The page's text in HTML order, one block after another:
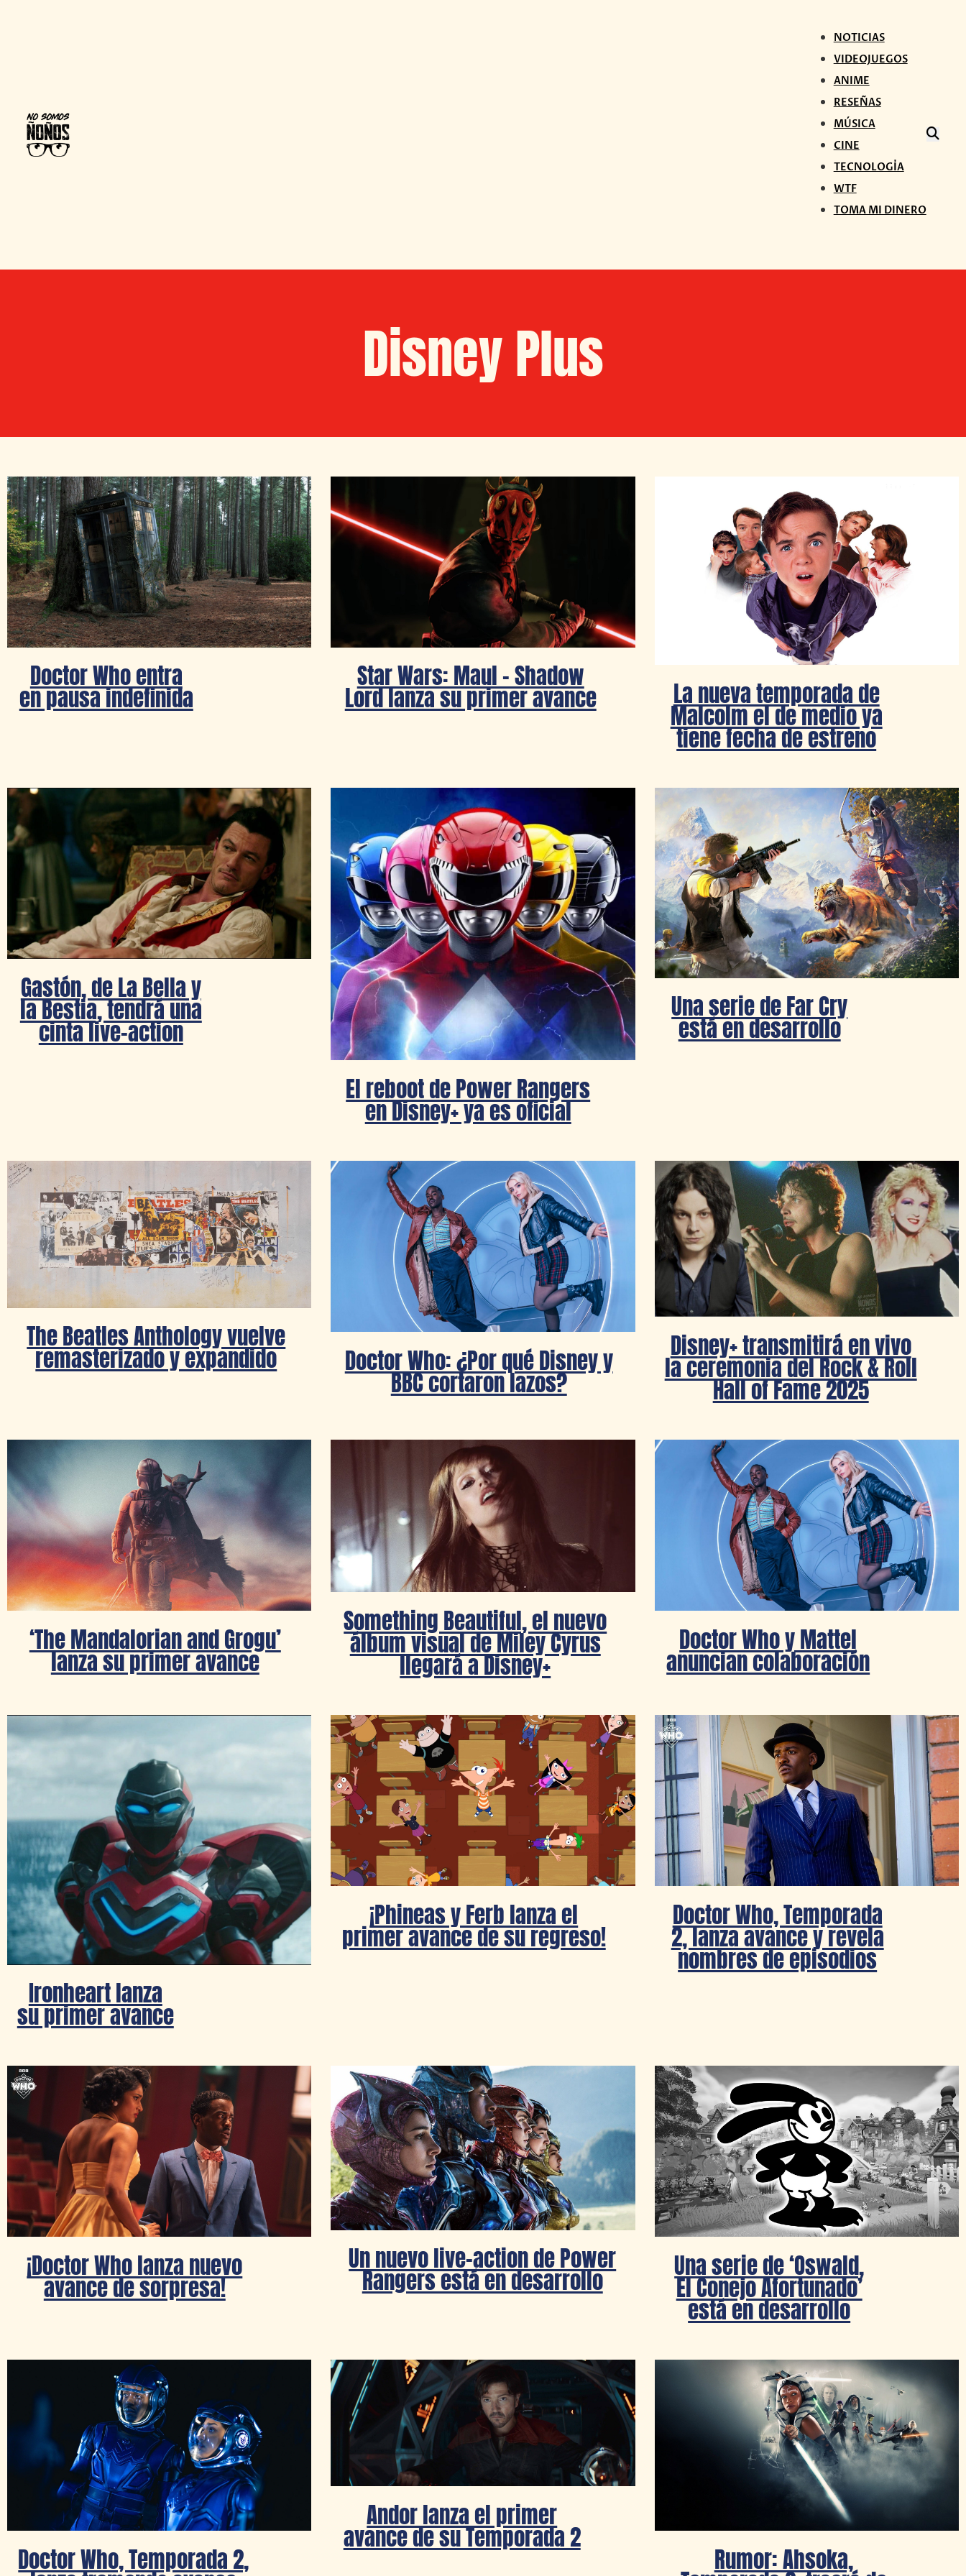
NOTICIAS
VIDEOJUEGOS
ANIME
RESEÑAS
MÚSICA
CINE
TECNOLOGÍA
WTF
TOMA MI DINERO
Disney Plus
Doctor Who entra
en pausa indefinida
Star Wars: Maul – Shadow
Lord lanza su primer avance La nueva temporada de
Malcolm el de medio ya
tiene fecha de estreno
Gastón, de La Bella y
la Bestia, tendrá una
cinta live-action
El reboot de Power Rangers
en Disney+ ya es oficial
Una serie de Far Cry
está en desarrollo
The Beatles Anthology vuelve
remasterizado y expandido Doctor Who: ¿Por qué Disney y
BBC cortaron lazos?
Disney+ transmitirá en vivo
la ceremonia del Rock & Roll
Hall of Fame 2025
‘The Mandalorian and Grogu’
lanza su primer avance
Something Beautiful, el nuevo
álbum visual de Miley Cyrus
llegará a Disney+
Doctor Who y Mattel
anuncian colaboración
Ironheart lanza
su primer avance
¡Phineas y Ferb lanza el
primer avance de su regreso!
Doctor Who, Temporada
2, lanza avance y revela
nombres de episodios
¡Doctor Who lanza nuevo
avance de sorpresa!
Un nuevo live-action de Power
Rangers está en desarrollo Una serie de ‘Oswald,
El Conejo Afortunado’
está en desarrollo
Doctor Who, Temporada 2,
Andor lanza el primer
avance de su Temporada 2
Rumor: Ahsoka,